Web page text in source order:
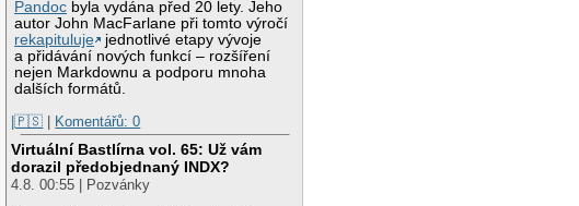
Pandoc byla vydána před 20 lety. Jeho
autor John MacFarlane při tomto výročí
rekapituluje
jednotlivé etapy vývoje
a přidávání nových funkcí – rozšíření
nejen Markdownu a podporu mnoha
dalších formátů.
|🇵🇸 | Komentářů: 0
Virtuální Bastlírna vol. 65: Už vám
dorazil předobjednaný INDX?
4.8. 00:55 | Pozvánky